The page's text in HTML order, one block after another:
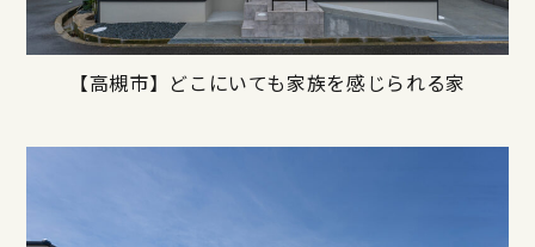
【高槻市】どこにいても家族を感じられる家